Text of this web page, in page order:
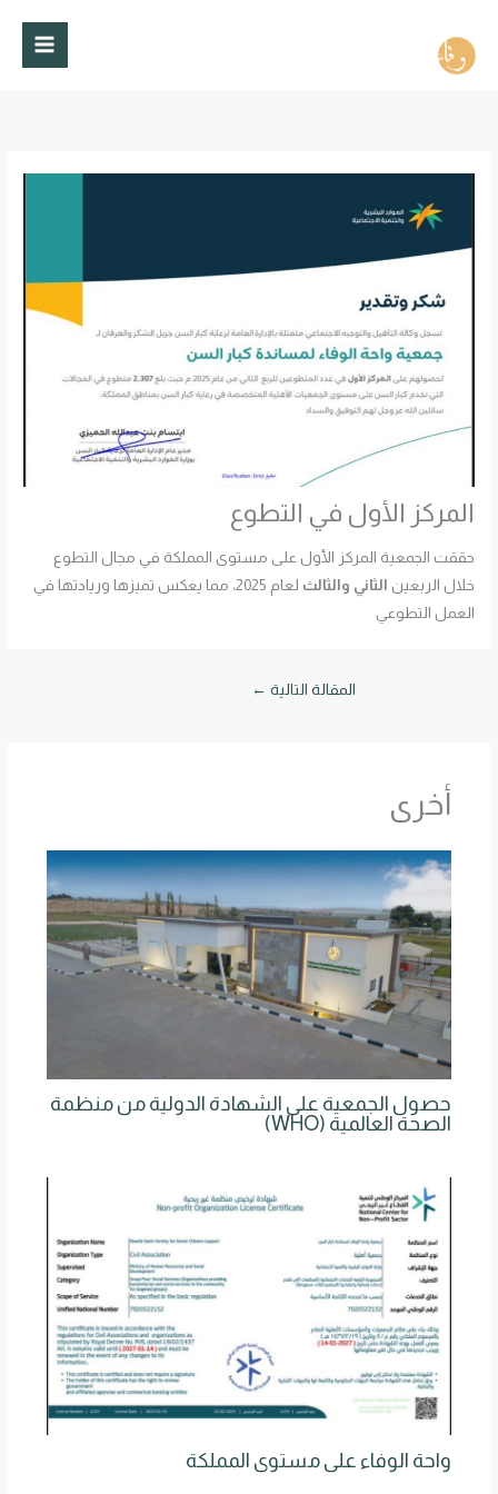
المحتوى
المركز الأول في التطوع
حققت الجمعية المركز الأول على مستوى المملكة في مجال التطوع
خلال الربعين
الثاني والثالث
لعام 2025، مما يعكس تميزها وريادتها في
العمل التطوعي
المقالة التالية ←
أخرى
حصول الجمعية على الشهادة الدولية من منظمة
الصحة العالمية (WHO)
واحة الوفاء على مستوى المملكة